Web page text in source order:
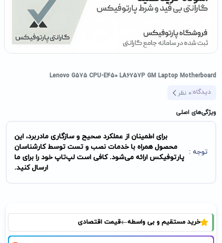
Lenovo G575 CPU-E450 LA6757P GM Laptop Motherboard
دیدگاه:0 نظر
ویژگی‌های اصلی
توجه :
برای اطمینان از عملکرد صحیح و سازگاری مادربرد، این
محصول همراه با خدمات نصب و تست توسط کارشناسان
پارتوفیکس ارائه می‌شود. کافی است لپ‌تاپ خود را برای ما
ارسال کنید.
خرید مستقیم و بی واسطه قیمت اقتصادی